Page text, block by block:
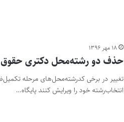
۱۸ مهر ۱۳۹۶
حذف دو رشته‌محل دکتری حقوق
انتخاب‌رشته خود را ویرایش کنند پایگاه…